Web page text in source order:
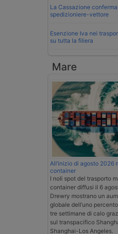
La Cassazione
spedizioniere-vettore
Esenzione Iva nei
su tutta la filiera
Mare
All’inizio di agosto 2026
container
I noli spot del trasporto
container diffusi il 6
Drewry mostrano un
globale dell’uno
tre settimane di calo
sul transpacifico
Shanghai-Los Angeles.